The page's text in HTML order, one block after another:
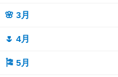
🌸 3月
🌷 4月
🎏 5月